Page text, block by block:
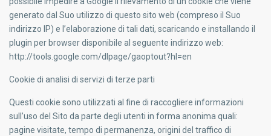
generato dal Suo utilizzo di questo sito web (compreso il Suo
indirizzo IP) e l’elaborazione di tali dati, scaricando e installando il
plugin per browser disponibile al seguente indirizzo web:
http://tools.google.com/dlpage/gaoptout?hl=en
Cookie di analisi di servizi di terze parti
Questi cookie sono utilizzati al fine di raccogliere informazioni
sull’uso del Sito da parte degli utenti informa anonima quali:
pagine visitate, tempo di permanenza, origini del traffico di